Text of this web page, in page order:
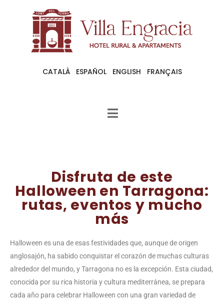
CATALÀ ESPAÑOL ENGLISH FRANÇAIS
Disfruta de este
Halloween en Tarragona:
rutas, eventos y mucho
más
Halloween es una de esas festividades que, aunque de origen
anglosajón, ha sabido conquistar el corazón de muchas culturas
alrededor del mundo, y Tarragona no es la excepción. Esta ciudad,
conocida por su rica historia y cultura mediterránea, se prepara
cada año para celebrar Halloween con una gran variedad de